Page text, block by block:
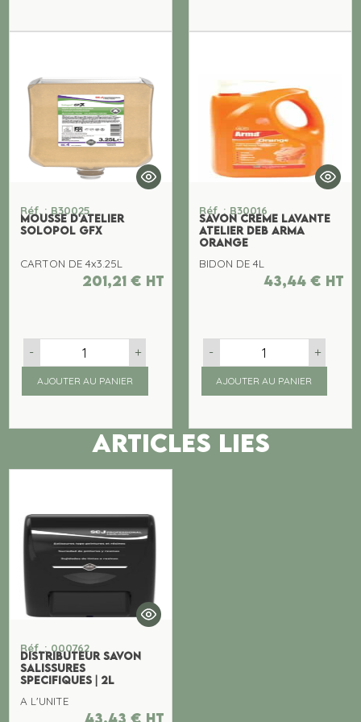
Réf. : B30025
MOUSSE D'ATELIER
SOLOPOL GFX
CARTON DE 4x3.25L
201,21 € ht
- +
AJOUTER AU PANIER
Réf. : B30016
SAVON CREME LAVANTE
ATELIER DEB ARMA
ORANGE
BIDON DE 4L
43,44 € ht
- +
AJOUTER AU PANIER
ARTICLES LIES
Réf. : 000762
DISTRIBUTEUR SAVON
SALISSURES
SPECIFIQUES | 2L
A L'UNITE
43,43 € ht